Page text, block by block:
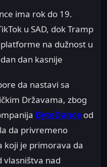
ima rok do 19.
u SAD, dok Tramp
na dužnost u
dan kasnije
da nastavi sa
Državama, zbog
ByteDance od
da privremeno
koji je primorava da
vlasništva nad